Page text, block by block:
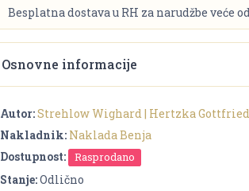
Besplatna dostava u RH za narudžbe veće
Osnovne informacije
Autor:Strehlow Wighard | Hertzka Gottfried
Nakladnik: Naklada Benja
Dostupnost:
Rasprodano
Stanje:Odlično